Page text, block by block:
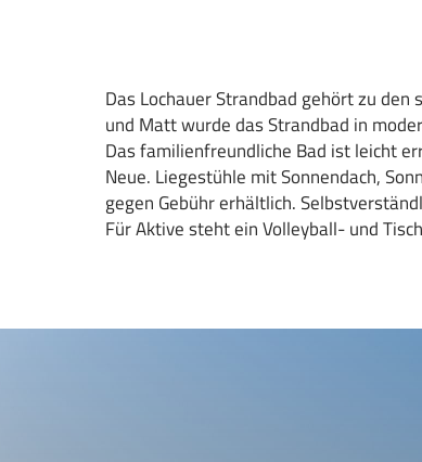
Das Lochauer Strandbad gehört zu
und Matt wurde das Strandbad in
Das familienfreundliche Bad ist leicht
Neue. Liegestühle mit Sonnendach,
gegen Gebühr erhältlich.
Für Aktive steht ein Volleyball- und